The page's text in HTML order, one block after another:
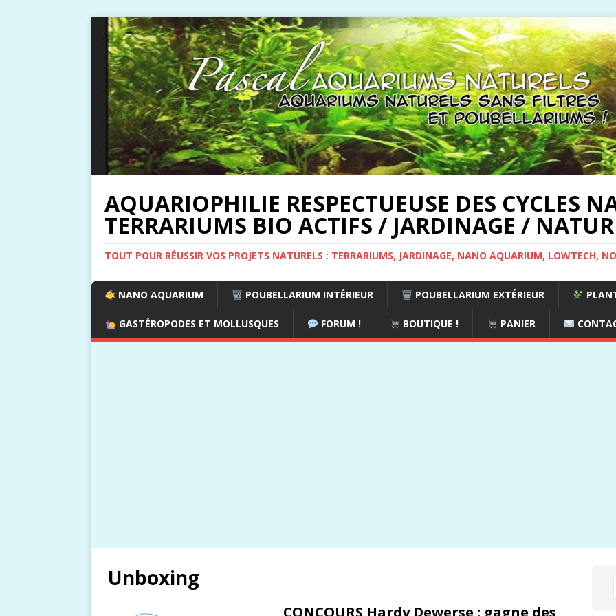
AQUARIOPHILIE RESPECTUEUSE DES CYCLES
TERRARIUMS BIO ACTIFS / JARDINAGE /
TOUT POUR RÉUSSIR VOS PROJETS NATURELS : TERRARIUMS, JARDINAGE, NANO AQUARIUM, LOWTECH,
NANO AQUARIUM POUBELLARIUM INTÉRIEUR POUBELLARIUM EXTÉRIEUR
GASTÉROPODES ET MOLLUSQUES FORUM ! BOUTIQUE ! PANIER
Unboxing